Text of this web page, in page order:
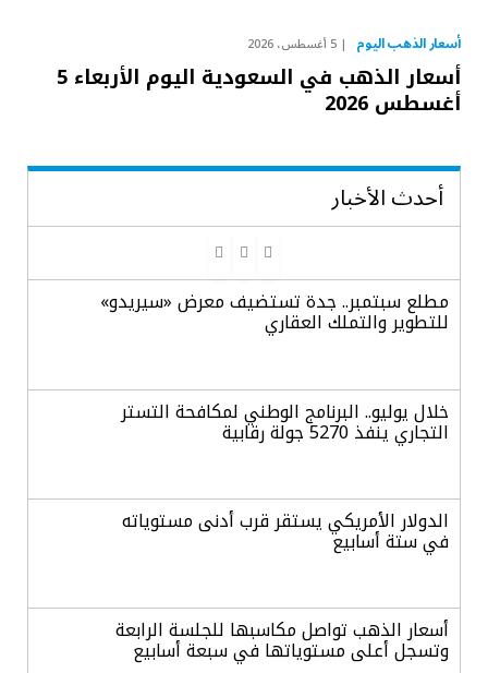
أسعار الذهب اليوم 5 أغسطس، 2026
أسعار الذهب في السعودية اليوم الأربعاء 5
أغسطس 2026
أحدث الأخبار
مطلع سبتمبر.. جدة تستضيف معرض «سيريدو»
للتطوير والتملك العقاري
خلال يوليو.. البرنامج الوطني لمكافحة التستر
التجاري ينفذ 5270 جولة رقابية
الدولار الأمريكي يستقر قرب أدنى مستوياته
في ستة أسابيع
أسعار الذهب تواصل مكاسبها للجلسة الرابعة
وتسجل أعلى مستوياتها في سبعة أسابيع